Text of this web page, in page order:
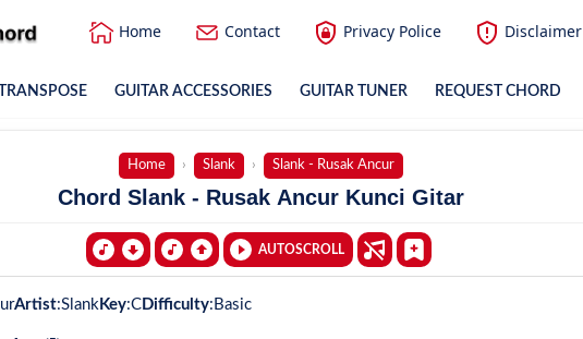
Home Contact Privacy Police Disclaimer
GUITAR ACCESSORIES GUITAR TUNER REQUEST CHORD
Home Slank Slank - Rusak Ancur
Chord Slank - Rusak Ancur Kunci Gitar
AUTOSCROLL
Artist:Slank Key:C Difficulty: Basic